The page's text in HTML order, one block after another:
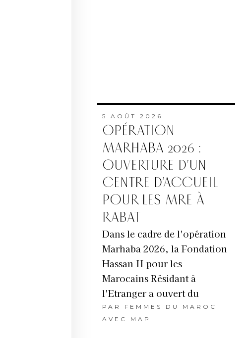
5 AOÛT 2026
OPÉRATION
MARHABA 2026 :
OUVERTURE D’UN
CENTRE D’ACCUEIL
POUR LES MRE À
RABAT
Dans le cadre de l'opération
Marhaba 2026, la Fondation
Hassan II pour les
Marocains Résidant à
l'Etranger a ouvert du
PAR FEMMES DU MAROC
AVEC MAP